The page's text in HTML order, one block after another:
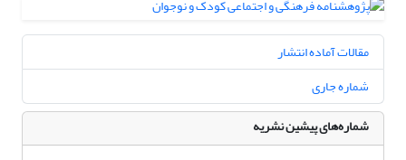
مقالات آماده انتشار
شماره جاری
شماره‌های پیشین نشریه